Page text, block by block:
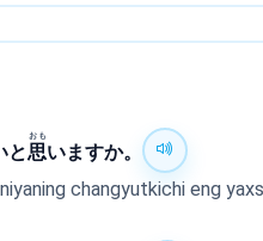
と思
おも
いますか。
changyutkichi eng